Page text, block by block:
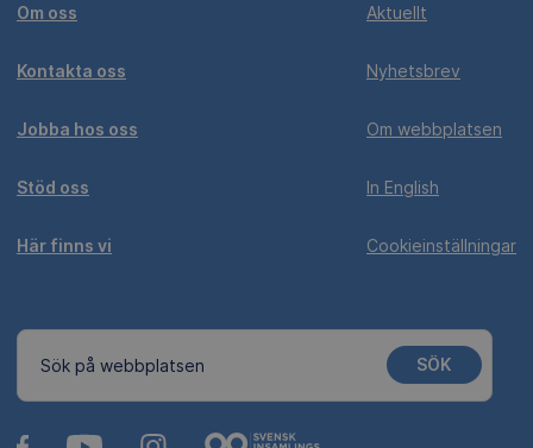
Om oss
Kontakta oss
Jobba hos oss
Stöd oss
Här finns vi
Aktuellt
Nyhetsbrev
Om webbplatsen
In English
Cookieinställningar
Sök på webbplatsen SÖK